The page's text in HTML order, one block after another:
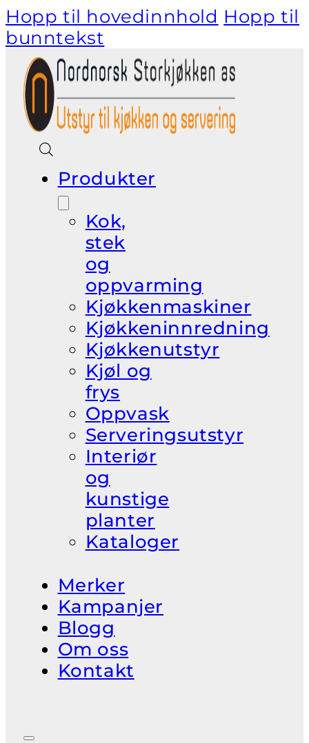
Hopp til hovedinnhold Hopp til
bunntekst
Produkter
Kok,
stek
og
oppvarming
Kjøkkenmaskiner
Kjøkkeninnredning
Kjøkkenutstyr
Kjøl og
frys
Oppvask
Serveringsutstyr
Interiør
og
kunstige
planter
Kataloger
Merker
Kampanjer
Blogg
Om oss
Kontakt